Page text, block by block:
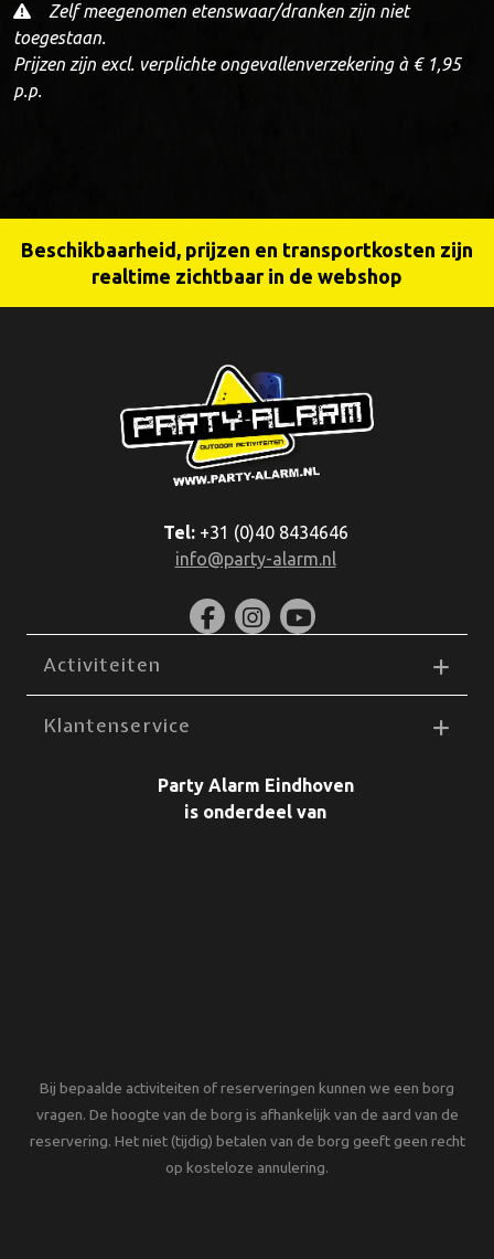
Zelf meegenomen etenswaar/dranken zijn niet
toegestaan.
Prijzen zijn excl. verplichte ongevallenverzekering à € 1,95
p.p.
Beschikbaarheid, prijzen en transportkosten zijn
realtime zichtbaar in de webshop
Tel:+31 (0)40 8434646
info@party-alarm.nl
Activiteiten
Klantenservice
Party Alarm Eindhoven
is onderdeel van
Bij bepaalde activiteiten of reserveringen kunnen we een borg
vragen. De hoogte van de borg is afhankelijk van de aard van de
reservering. Het niet (tijdig) betalen van de borg geeft geen recht
op kosteloze annulering.